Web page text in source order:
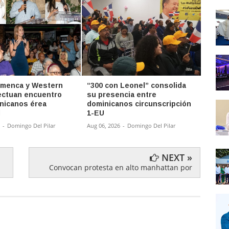
y Western
encuentro
érea
- Domingo Del Pilar
“300 con Leonel” consolida
su presencia entre
dominicanos circunscripción
1-EU
Aug 06, 2026 - Domingo Del Pilar
“El
Aug
NEXT »
Convocan protesta en alto manhattan por